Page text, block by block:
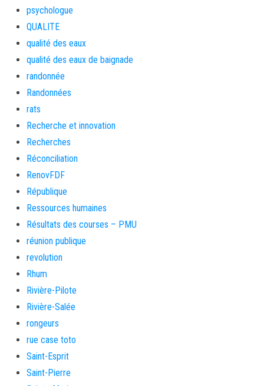
psychologue
QUALITE
qualité des eaux
qualité des eaux de baignade
randonnée
Randonnées
rats
Recherche et innovation
Recherches
Réconciliation
RenovFDF
République
Ressources humaines
Résultats des courses – PMU
réunion publique
revolution
Rhum
Rivière-Pilote
Rivière-Salée
rongeurs
rue case toto
Saint-Esprit
Saint-Pierre